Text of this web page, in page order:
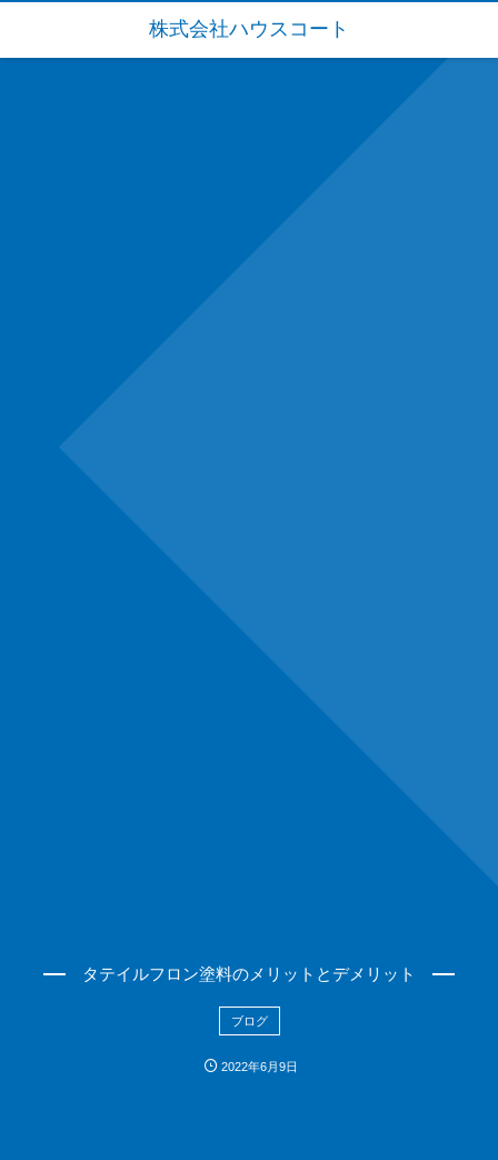
株式会社ハウスコート
タテイルフロン塗料のメリットとデメリット
ブログ
2022年6月9日